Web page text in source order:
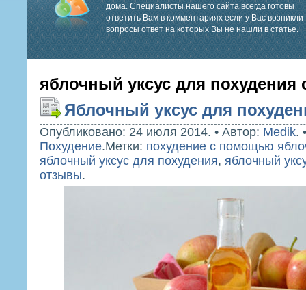
дома. Специалисты нашего сайта всегда готовы
ответить Вам в комментариях если у Вас возникли
вопросы ответ на которых Вы не нашли в статье.
яблочный уксус для
Яблочный уксус для
Опубликовано: 24 июля 2014. • Автор: Medik.
Похудение.Метки: похудение с помощью
яблочный уксус для похудения, яблочный
отзывы.